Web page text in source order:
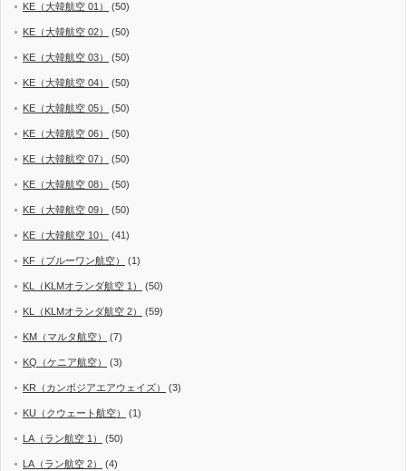
KE（大韓航空 01） (50)
KE（大韓航空 02） (50)
KE（大韓航空 03） (50)
KE（大韓航空 04） (50)
KE（大韓航空 05） (50)
KE（大韓航空 06） (50)
KE（大韓航空 07） (50)
KE（大韓航空 08） (50)
KE（大韓航空 09） (50)
KE（大韓航空 10） (41)
KF（ブルーワン航空） (1)
KL（KLMオランダ航空 1） (50)
KL（KLMオランダ航空 2） (59)
KM（マルタ航空） (7)
KQ（ケニア航空） (3)
KR（カンボジアエアウェイズ） (3)
KU（クウェート航空） (1)
LA（ラン航空 1） (50)
LA（ラン航空 2） (4)